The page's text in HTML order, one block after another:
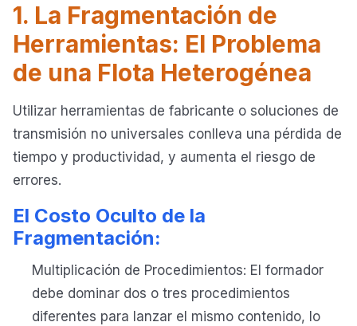
1. La Fragmentación de
Herramientas: El Problema
de una Flota Heterogénea
Utilizar herramientas de fabricante o soluciones de
transmisión no universales conlleva una pérdida de
tiempo y productividad, y aumenta el riesgo de
errores.
El Costo Oculto de la
Fragmentación:
Multiplicación de Procedimientos: El formador
debe dominar dos o tres procedimientos
diferentes para lanzar el mismo contenido, lo